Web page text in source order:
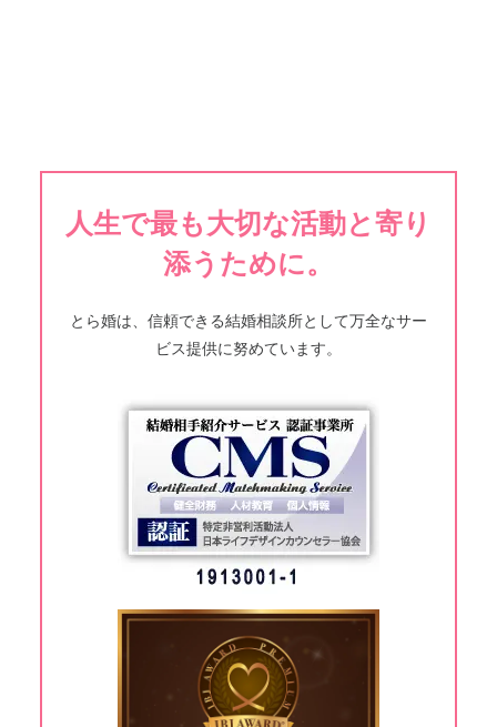
人生で最も大切な活動と寄り
添うために。
とら婚は、信頼できる結婚相談所として万全なサー
ビス提供に努めています。